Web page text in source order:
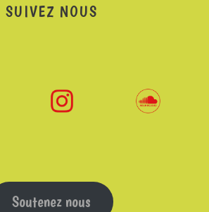
SUIVEZ NOUS
Soutenez nous